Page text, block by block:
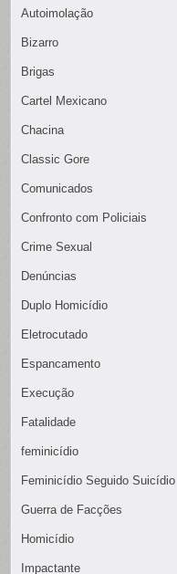
Autoimolação
Bizarro
Brigas
Cartel Mexicano
Chacina
Classic Gore
Comunicados
Confronto com Policiais
Crime Sexual
Denúncias
Duplo Homicídio
Eletrocutado
Espancamento
Execução
Fatalidade
feminicídio
Feminicídio Seguido Suicídio
Guerra de Facções
Homicídio
Impactante